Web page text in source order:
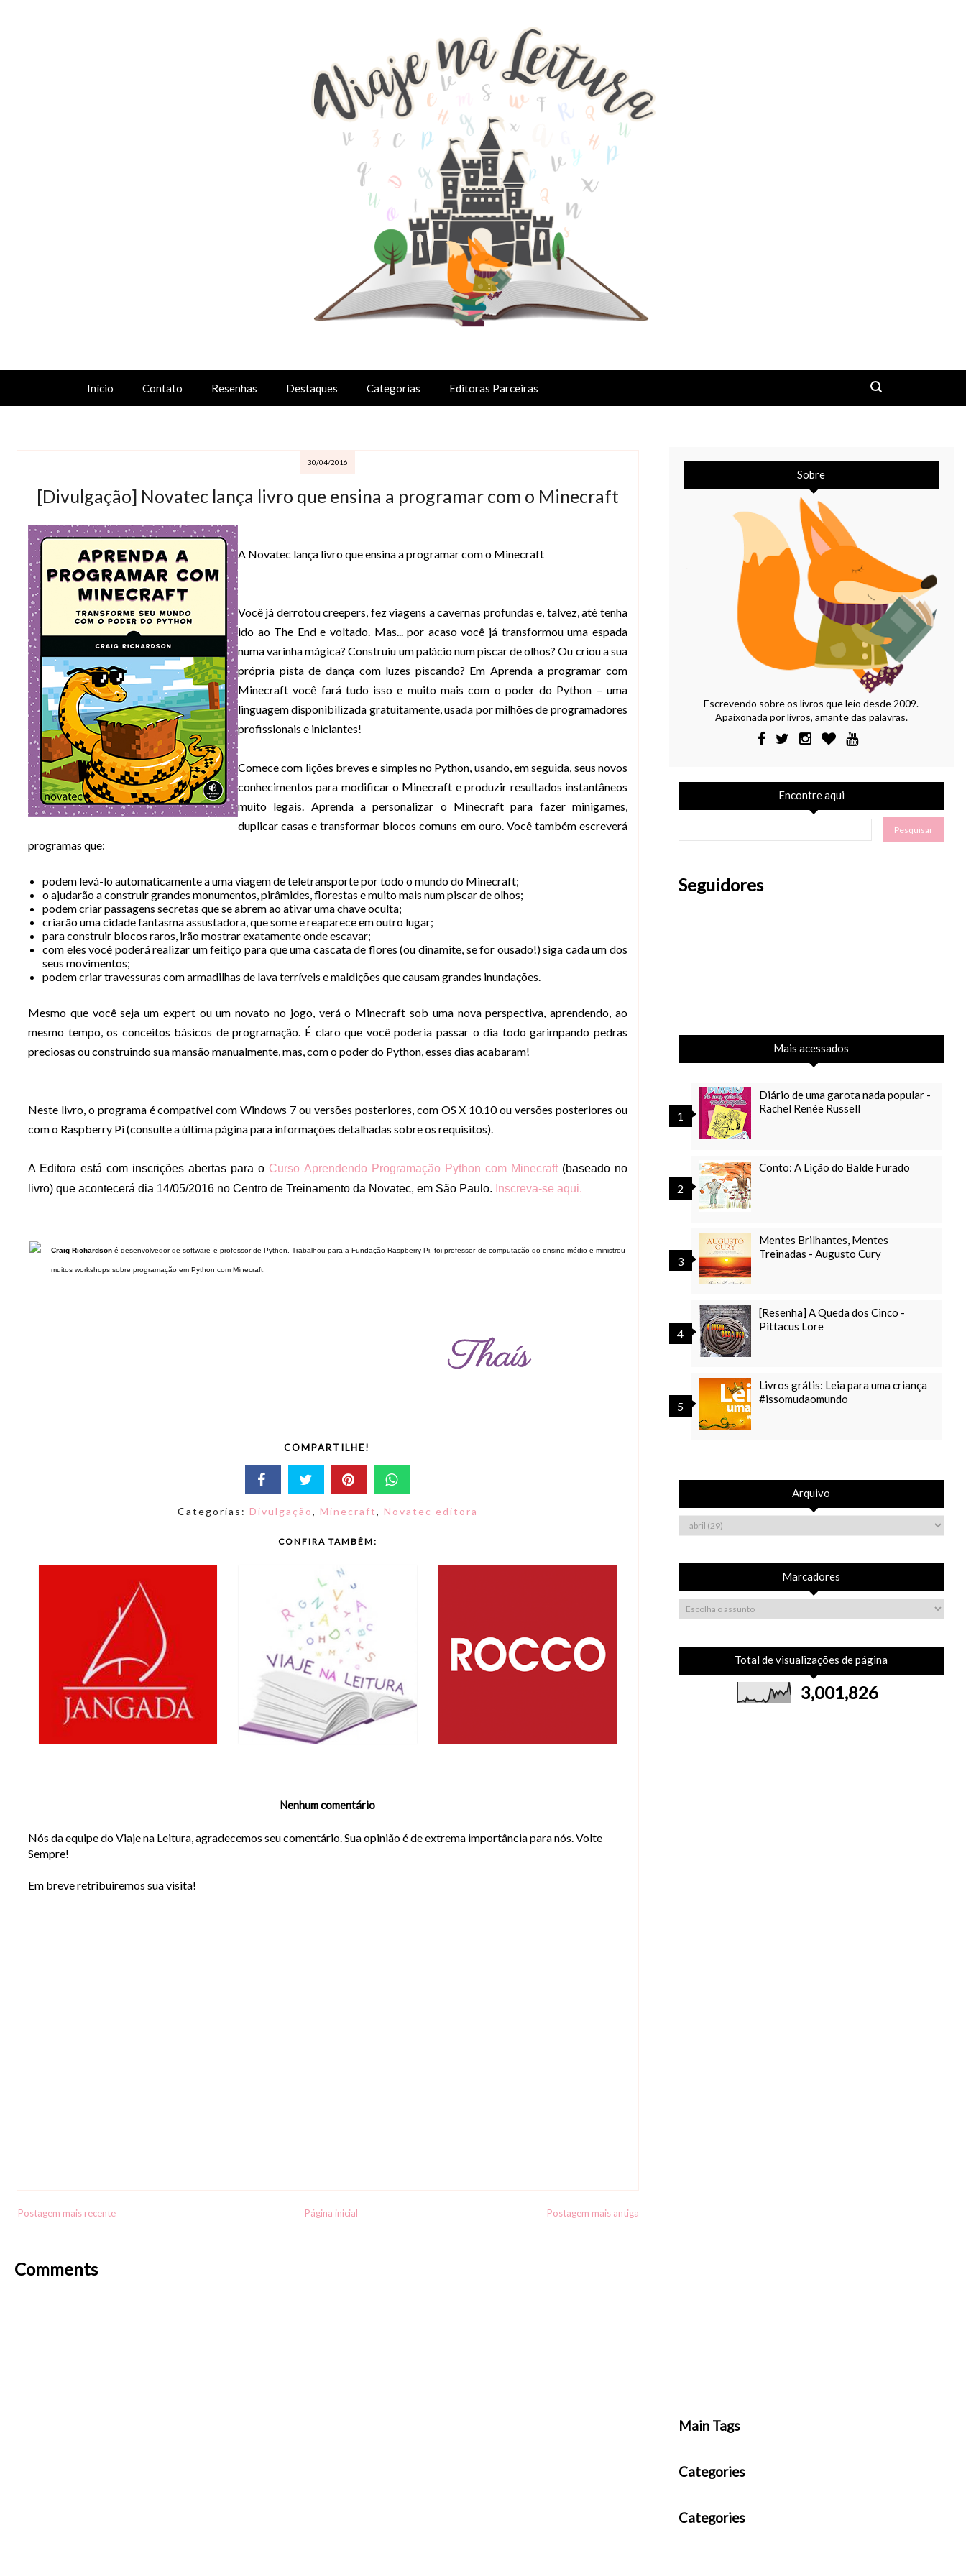
Início Contato Resenhas Destaques Categorias Editoras Parceiras
30/04/2016
[Divulgação] Novatec lança livro que ensina a programar com o Minecraft
A Novatec lança livro que ensina a programar com o Minecraft
Você já derrotou creepers, fez viagens a cavernas profundas e, talvez, até tenha
ido ao The End e voltado. Mas... por acaso você já transformou uma espada
numa varinha mágica? Construiu um palácio num piscar de olhos? Ou criou a sua
própria pista de dança com luzes piscando? Em Aprenda a programar com
Minecraft você fará tudo isso e muito mais com o poder do Python – uma
linguagem disponibilizada gratuitamente, usada por milhões de programadores
profissionais e iniciantes!
Comece com lições breves e simples no Python, usando, em seguida, seus novos
conhecimentos para modificar o Minecraft e produzir resultados instantâneos
muito legais. Aprenda a personalizar o Minecraft para fazer minigames,
duplicar casas e transformar blocos comuns em ouro. Você também escreverá
programas que:
podem levá-lo automaticamente a uma viagem de teletransporte por todo o mundo do Minecraft;
o ajudarão a construir grandes monumentos, pirâmides, florestas e muito mais num piscar de olhos;
podem criar passagens secretas que se abrem ao ativar uma chave oculta;
criarão uma cidade fantasma assustadora, que some e reaparece em outro lugar;
para construir blocos raros, irão mostrar exatamente onde escavar;
com eles você poderá realizar um feitiço para que uma cascata de flores (ou dinamite, se for ousado!) siga cada um dos
seus movimentos;
podem criar travessuras com armadilhas de lava terríveis e maldições que causam grandes inundações.
Mesmo que você seja um expert ou um novato no jogo, verá o Minecraft sob uma nova perspectiva, aprendendo, ao
mesmo tempo, os conceitos básicos de programação. É claro que você poderia passar o dia todo garimpando pedras
preciosas ou construindo sua mansão manualmente, mas, com o poder do Python, esses dias acabaram!
Neste livro, o programa é compatível com Windows 7 ou versões posteriores, com OS X 10.10 ou versões posteriores ou
com o Raspberry Pi (consulte a última página para informações detalhadas sobre os requisitos).
A Editora está com inscrições abertas para o Curso Aprendendo Programação Python com Minecraft(baseado no
livro) que acontecerá dia 14/05/2016 no Centro de Treinamento da Novatec, em São Paulo. Inscreva-se aqui.
Craig Richardson é desenvolvedor de software e professor de Python. Trabalhou para a Fundação Raspberry Pi, foi professor de computação do ensino médio e ministrou
muitos workshops sobre programação em Python com Minecraft.
COMPARTILHE!
Categorias: Divulgação, Minecraft, Novatec editora
CONFIRA TAMBÉM:
Nenhum comentário
Nós da equipe do Viaje na Leitura, agradecemos seu comentário. Sua opinião é de extrema importância para nós. Volte
Sempre!
Em breve retribuiremos sua visita!
Postagem mais recente Postagem mais antiga
Página inicial
Comments
Sobre
Escrevendo sobre os livros que leio desde 2009.
Apaixonada por livros, amante das palavras.
Encontre aqui
Seguidores
Mais acessados
Diário de uma garota nada popular -
Rachel Renée Russell
Conto: A Lição do Balde Furado
Mentes Brilhantes, Mentes
Treinadas - Augusto Cury
[Resenha] A Queda dos Cinco -
Pittacus Lore
Livros grátis: Leia para uma criança
#issomudaomundo
Arquivo
Marcadores
Total de visualizações de página
3,001,826
Main Tags
Categories
Categories